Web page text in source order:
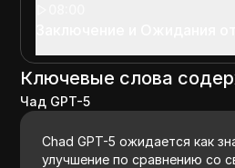
Ключевые слова
Чад GPT-5
Chad GPT-5 ожидается как
улучшение по сравнению со